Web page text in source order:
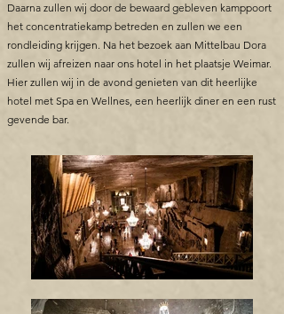
Daarna zullen wij door de bewaard gebleven kamppoort
het concentratiekamp betreden en zullen we een
rondleiding krijgen. Na het bezoek aan Mittelbau Dora
zullen wij afreizen naar ons hotel in het plaatsje Weimar.
Hier zullen wij in de avond genieten van dit heerlijke
hotel met Spa en Wellnes, een heerlijk diner en een rust
gevende bar.